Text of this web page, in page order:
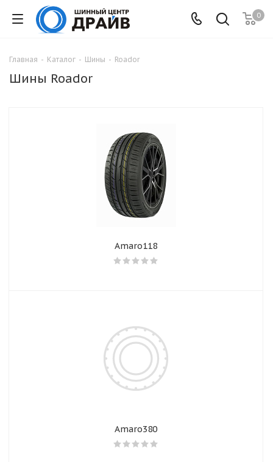
0
Главная - Каталог - Шины - Roador
Шины Roador
Amaro118
Amaro380